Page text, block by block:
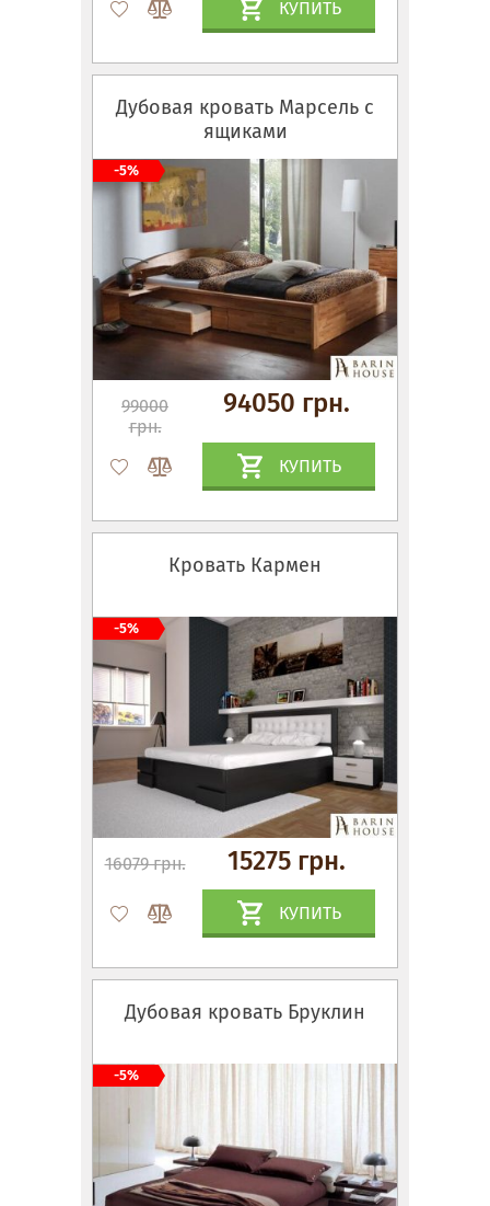
КУПИТЬ
Дубовая кровать Марсель с
ящиками
99000
грн.
94050 грн.
КУПИТЬ
-5%
Кровать Кармен
16079 грн. 15275 грн.
КУПИТЬ
-5%
Дубовая кровать Бруклин
-5%